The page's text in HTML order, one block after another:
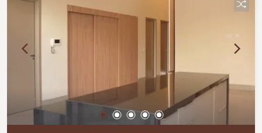
inclusa no condomínio, zelador e limpeza das
áreas comuns, copa, DML (Depósito de Material
de segurança e internet disponível. Como
diferencial, existe a possibilidade de ampliação
da área da sala, conforme a necessidade do
locatário. Entre em contato para mais
informações e agende uma visita.